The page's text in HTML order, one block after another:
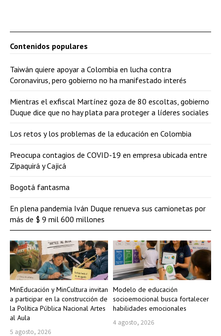
MinEducación y MinCultura invitan
a participar en la construcción de
la Política Pública Nacional Artes
al Aula
5 agosto, 2026
Modelo de educación
socioemocional busca fortalecer
habilidades emocionales
4 agosto, 2026
Contenidos populares
Taiwán quiere apoyar a Colombia en lucha contra
Coronavirus, pero gobierno no ha manifestado interés
Mientras el exfiscal Martínez goza de 80 escoltas, gobierno
Duque dice que no hay plata para proteger a líderes sociales
Los retos y los problemas de la educación en Colombia
Preocupa contagios de COVID-19 en empresa ubicada entre
Zipaquirá y Cajicá
Bogotá fantasma
En plena pandemia Iván Duque renueva sus camionetas por
más de $ 9 mil 600 millones